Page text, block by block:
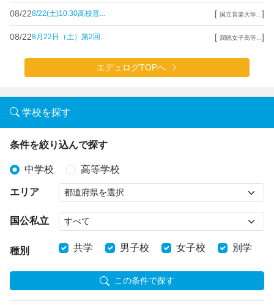
08/228/22(土)10:30高校普... [ 国立音楽大学... ]
08/228月22日（土）第2回... [ 潤徳女子高等... ]
エデュログTOPへ
学校を探す
条件を絞り込んで探す
中学校 高等学校
エリア
国公私立
種別 共学 男子校 女子校 別学
この条件で探す